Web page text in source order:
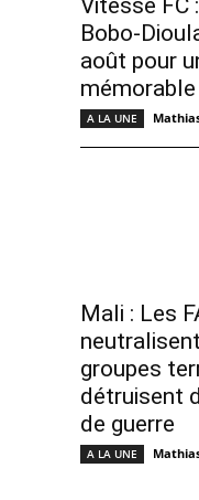
Vitesse FC
Bobo-
août pour
mémorable
A LA UNE
Mali : Les
groupes
détruisent
de guerre
A LA UNE